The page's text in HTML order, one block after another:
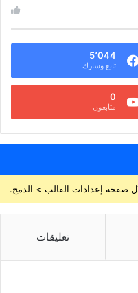
5٬044
تابع وشارك
0
متابعون
تعليقات